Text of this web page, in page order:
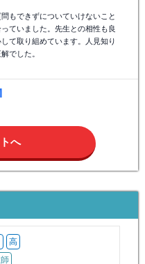
もできずについていけないこと
ていました。先生との相性も良
でした。
へ